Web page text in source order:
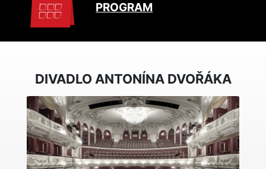
PROGRAM
DIVADLO ANTONÍNA DVOŘÁKA